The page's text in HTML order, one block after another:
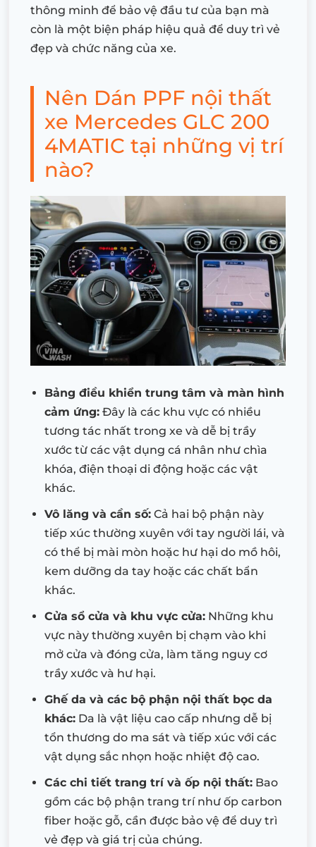
thông minh để bảo vệ đầu tư của bạn mà
còn là một biện pháp hiệu quả để duy trì vẻ
đẹp và chức năng của xe.
Nên Dán PPF nội thất
xe Mercedes GLC 200
4MATIC tại những vị trí
nào?
Bảng điều khiển trung tâm và màn hình
cảm ứng: Đây là các khu vực có nhiều
tương tác nhất trong xe và dễ bị trầy
xước từ các vật dụng cá nhân như chìa
khóa, điện thoại di động hoặc các vật
khác.
Vô lăng và cần số: Cả hai bộ phận này
tiếp xúc thường xuyên với tay người lái, và
có thể bị mài mòn hoặc hư hại do mồ hôi,
kem dưỡng da tay hoặc các chất bẩn
khác.
Cửa sổ cửa và khu vực cửa: Những khu
vực này thường xuyên bị chạm vào khi
mở cửa và đóng cửa, làm tăng nguy cơ
trầy xước và hư hại.
Ghế da và các bộ phận nội thất bọc da
khác: Da là vật liệu cao cấp nhưng dễ bị
tổn thương do ma sát và tiếp xúc với các
vật dụng sắc nhọn hoặc nhiệt độ cao.
Các chi tiết trang trí và ốp nội thất: Bao
gồm các bộ phận trang trí như ốp carbon
fiber hoặc gỗ, cần được bảo vệ để duy trì
vẻ đẹp và giá trị của chúng.